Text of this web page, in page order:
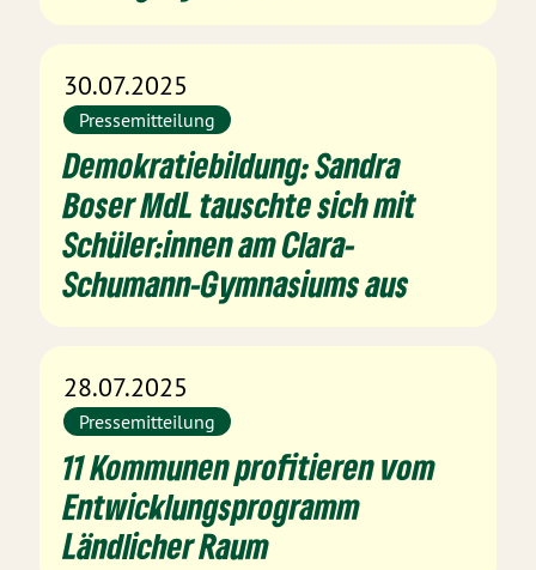
30.07.2025
Pressemitteilung
Demokratiebildung: Sandra
Boser MdL tauschte sich mit
Schüler:innen am Clara-
Schumann-Gymnasiums aus
28.07.2025
Pressemitteilung
11 Kommunen profitieren vom
Entwicklungsprogramm
Ländlicher Raum